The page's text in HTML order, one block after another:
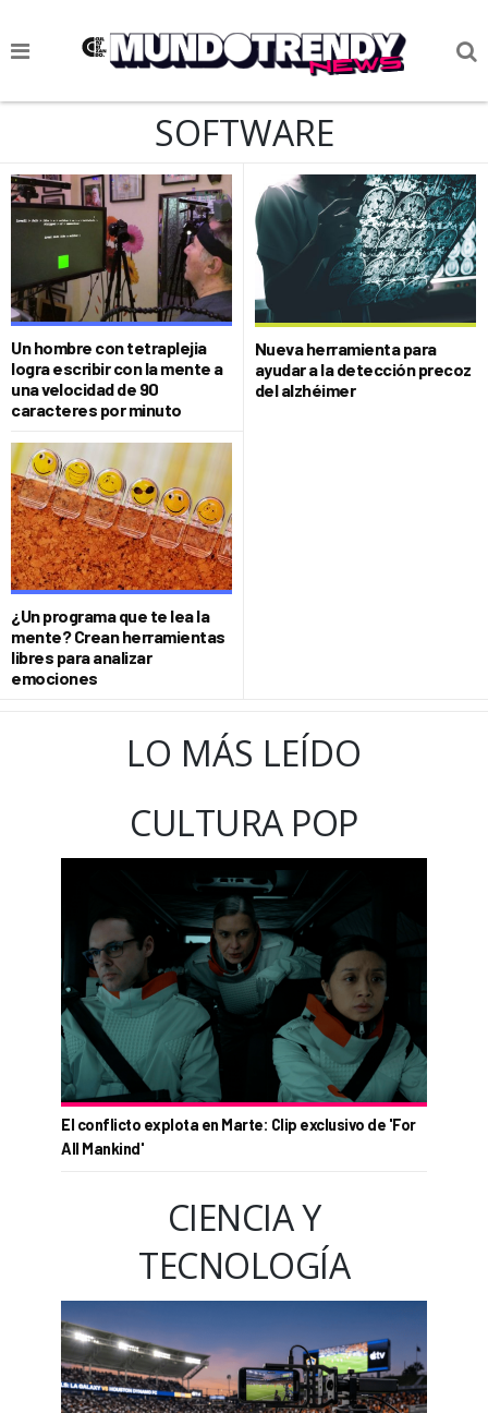
NOTICIAS
CIENCIA Y TECNOLOGÍA
VIDA
SOCIEDAD
CULTURIZANDO.COM
SOFTWARE
Un hombre con tetraplejia
logra escribir con la mente a
una velocidad de 90
caracteres por minuto
Nueva herramienta para
ayudar a la detección precoz
del alzhéimer
¿Un programa que te lea la
mente? Crean herramientas
libres para analizar
emociones
LO MÁS LEÍDO
CULTURA POP
El conflicto explota en Marte: Clip exclusivo de 'For
All Mankind'
CIENCIA Y
TECNOLOGÍA